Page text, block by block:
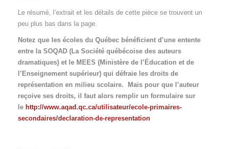
Le résumé, l’extrait et les détails de cette pièce se trouvent un
peu plus bas dans la page.
Notez que les écoles du Québec bénéficient d’une entente
entre la SOQAD (La Société québécoise des auteurs
dramatiques) et le MEES (Ministère de l’Éducation et de
l’Enseignement supérieur) qui défraie les droits de
représentation en milieu scolaire. Mais pour que l’auteur
reçoive ses droits, il faut alors remplir un formulaire sur
le http://www.aqad.qc.ca/utilisateur/ecole-primaires-
secondaires/declaration-de-representation